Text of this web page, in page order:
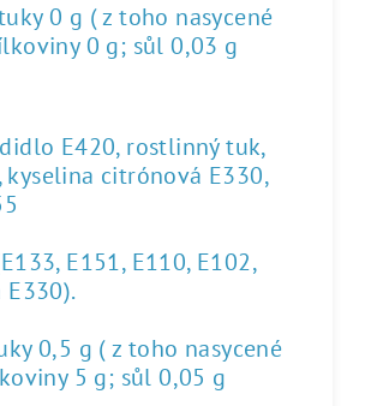
0 g ( z toho nasycené
0 g; sůl 0,03 g
E420, rostlinný tuk,
citrónová E330,
E151, E110, E102,
0,5 g ( z toho nasycené
5 g; sůl 0,05 g